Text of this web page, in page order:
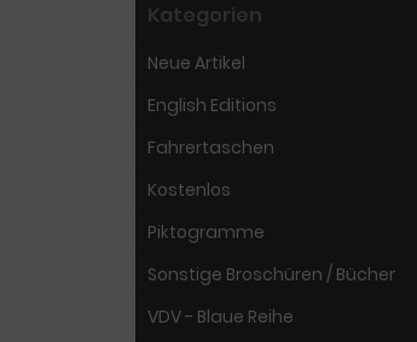
Kategorien
Neue Artikel
English Editions
Fahrertaschen
Kostenlos
Piktogramme
Sonstige Broschüren / Bücher
VDV - Blaue Reihe